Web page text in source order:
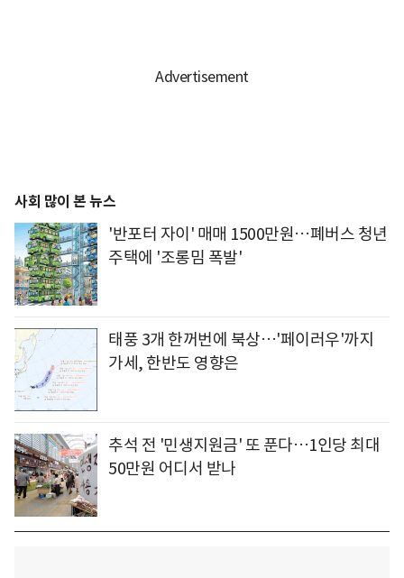
사회 많이 본 뉴스
'반포터 자이' 매매 1500만원…폐버스 청년
주택에 '조롱밈 폭발'
태풍 3개 한꺼번에 북상…'페이러우'까지
가세, 한반도 영향은
추석 전 '민생지원금' 또 푼다…1인당 최대
50만원 어디서 받나